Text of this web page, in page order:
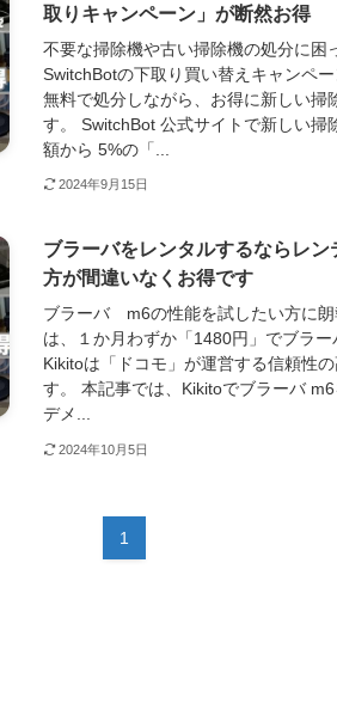
取りキャンペーン」が断然お得
不要な掃除機や古い掃除機の処分に困
SwitchBotの下取り買い替えキャンペ
無料で処分しながら、お得に新しい掃
す。 SwitchBot 公式サイトで新しい掃
額から 5%の「...
2024年9月15日
ブラーバをレンタルするならレ
方が間違いなくお得です
ブラーバ m6の性能を試したい方に
は、１か月わずか「1480円」でブラー
Kikitoは「ドコモ」が運営する信頼性
す。 本記事では、Kikitoでブラーバ
デメ...
2024年10月5日
1